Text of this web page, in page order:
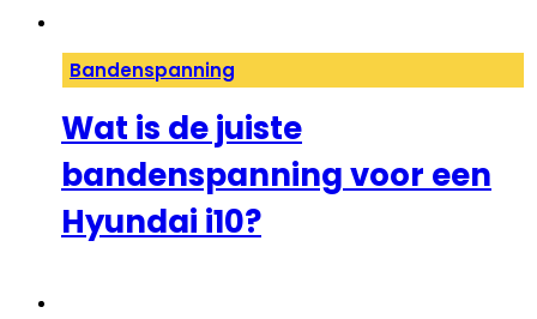
Bandenspanning
Wat is de juiste
bandenspanning voor een
Hyundai i10?